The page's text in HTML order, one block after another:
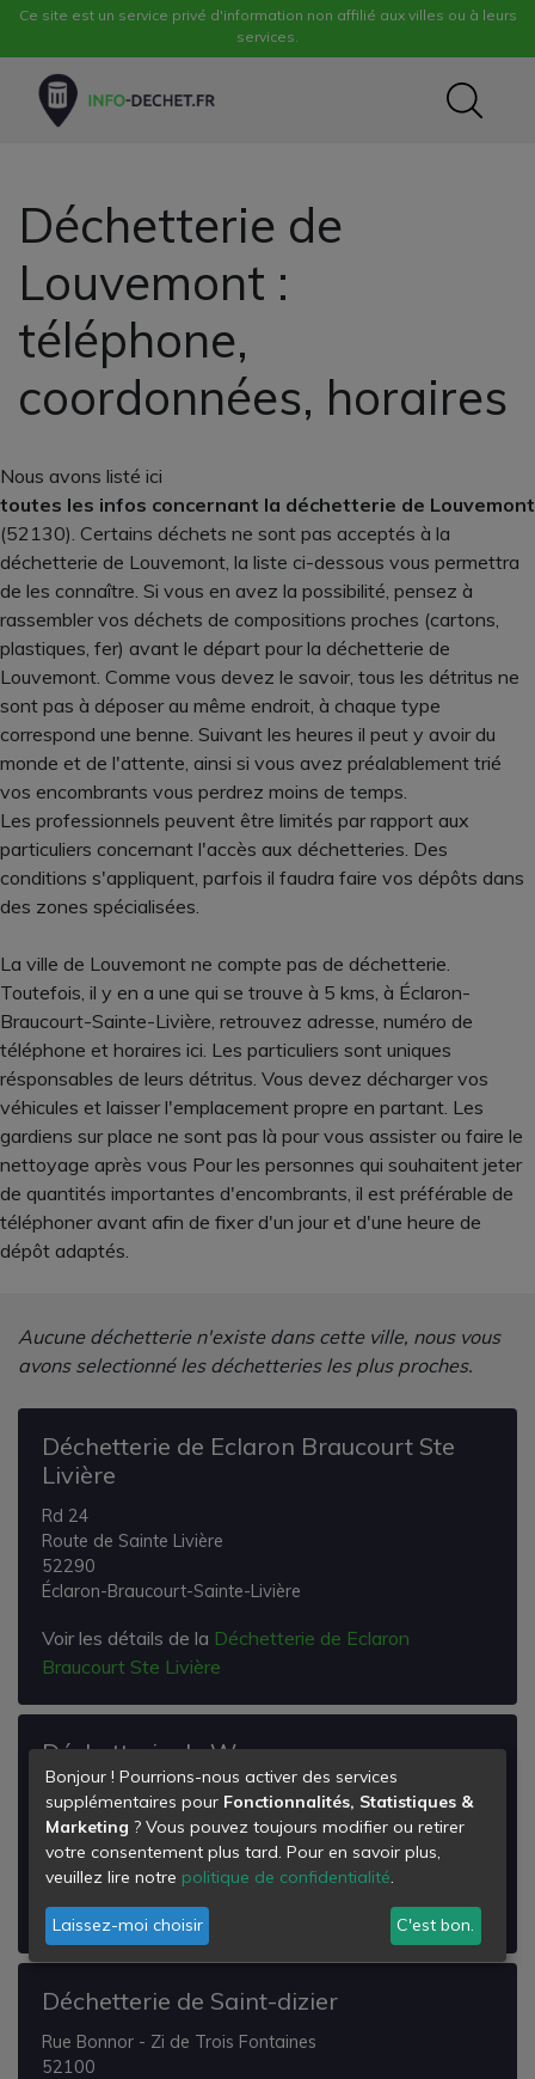
Ce site est un service privé d'information non affilié aux villes ou à leurs
services.
Déchetterie de
Louvemont :
téléphone,
coordonnées, horaires
Nous avons listé ici
toutes les infos concernant la déchetterie de Louvemont
(52130). Certains déchets ne sont pas acceptés à la
déchetterie de Louvemont, la liste ci-dessous vous permettra
de les connaître. Si vous en avez la possibilité, pensez à
rassembler vos déchets de compositions proches (cartons,
plastiques, fer) avant le départ pour la déchetterie de
Louvemont. Comme vous devez le savoir, tous les détritus ne
sont pas à déposer au même endroit, à chaque type
correspond une benne. Suivant les heures il peut y avoir du
monde et de l'attente, ainsi si vous avez préalablement trié
vos encombrants vous perdrez moins de temps.
Les professionnels peuvent être limités par rapport aux
particuliers concernant l'accès aux déchetteries. Des
conditions s'appliquent, parfois il faudra faire vos dépôts dans
des zones spécialisées.
La ville de Louvemont ne compte pas de déchetterie.
Toutefois, il y en a une qui se trouve à 5 kms, à Éclaron-
Braucourt-Sainte-Livière, retrouvez adresse, numéro de
téléphone et horaires ici. Les particuliers sont uniques
résponsables de leurs détritus. Vous devez décharger vos
véhicules et laisser l'emplacement propre en partant. Les
gardiens sur place ne sont pas là pour vous assister ou faire le
nettoyage après vous Pour les personnes qui souhaitent jeter
de quantités importantes d'encombrants, il est préférable de
téléphoner avant afin de fixer d'un jour et d'une heure de
dépôt adaptés.
Aucune déchetterie n'existe dans cette ville, nous vous
avons selectionné les déchetteries les plus proches.
Déchetterie de Eclaron Braucourt Ste
Livière
Rd 24
Route de Sainte Livière
52290
Éclaron-Braucourt-Sainte-Livière
Voir les détails de la Déchetterie de Eclaron
Braucourt Ste Livière
Déchetterie de Wassy
Route de Pont-varin
Lieu Dit les Chanoines
52130
Wassy
Voir les détails de la Déchetterie de Wassy
Déchetterie de Saint-dizier
Rue Bonnor - Zi de Trois Fontaines
52100
Bonjour ! Pourrions-nous activer des services
supplémentaires pour Fonctionnalités, Statistiques &
Marketing ? Vous pouvez toujours modifier ou retirer
votre consentement plus tard. Pour en savoir plus,
veuillez lire notre politique de confidentialité.
Laissez-moi choisir C'est bon.